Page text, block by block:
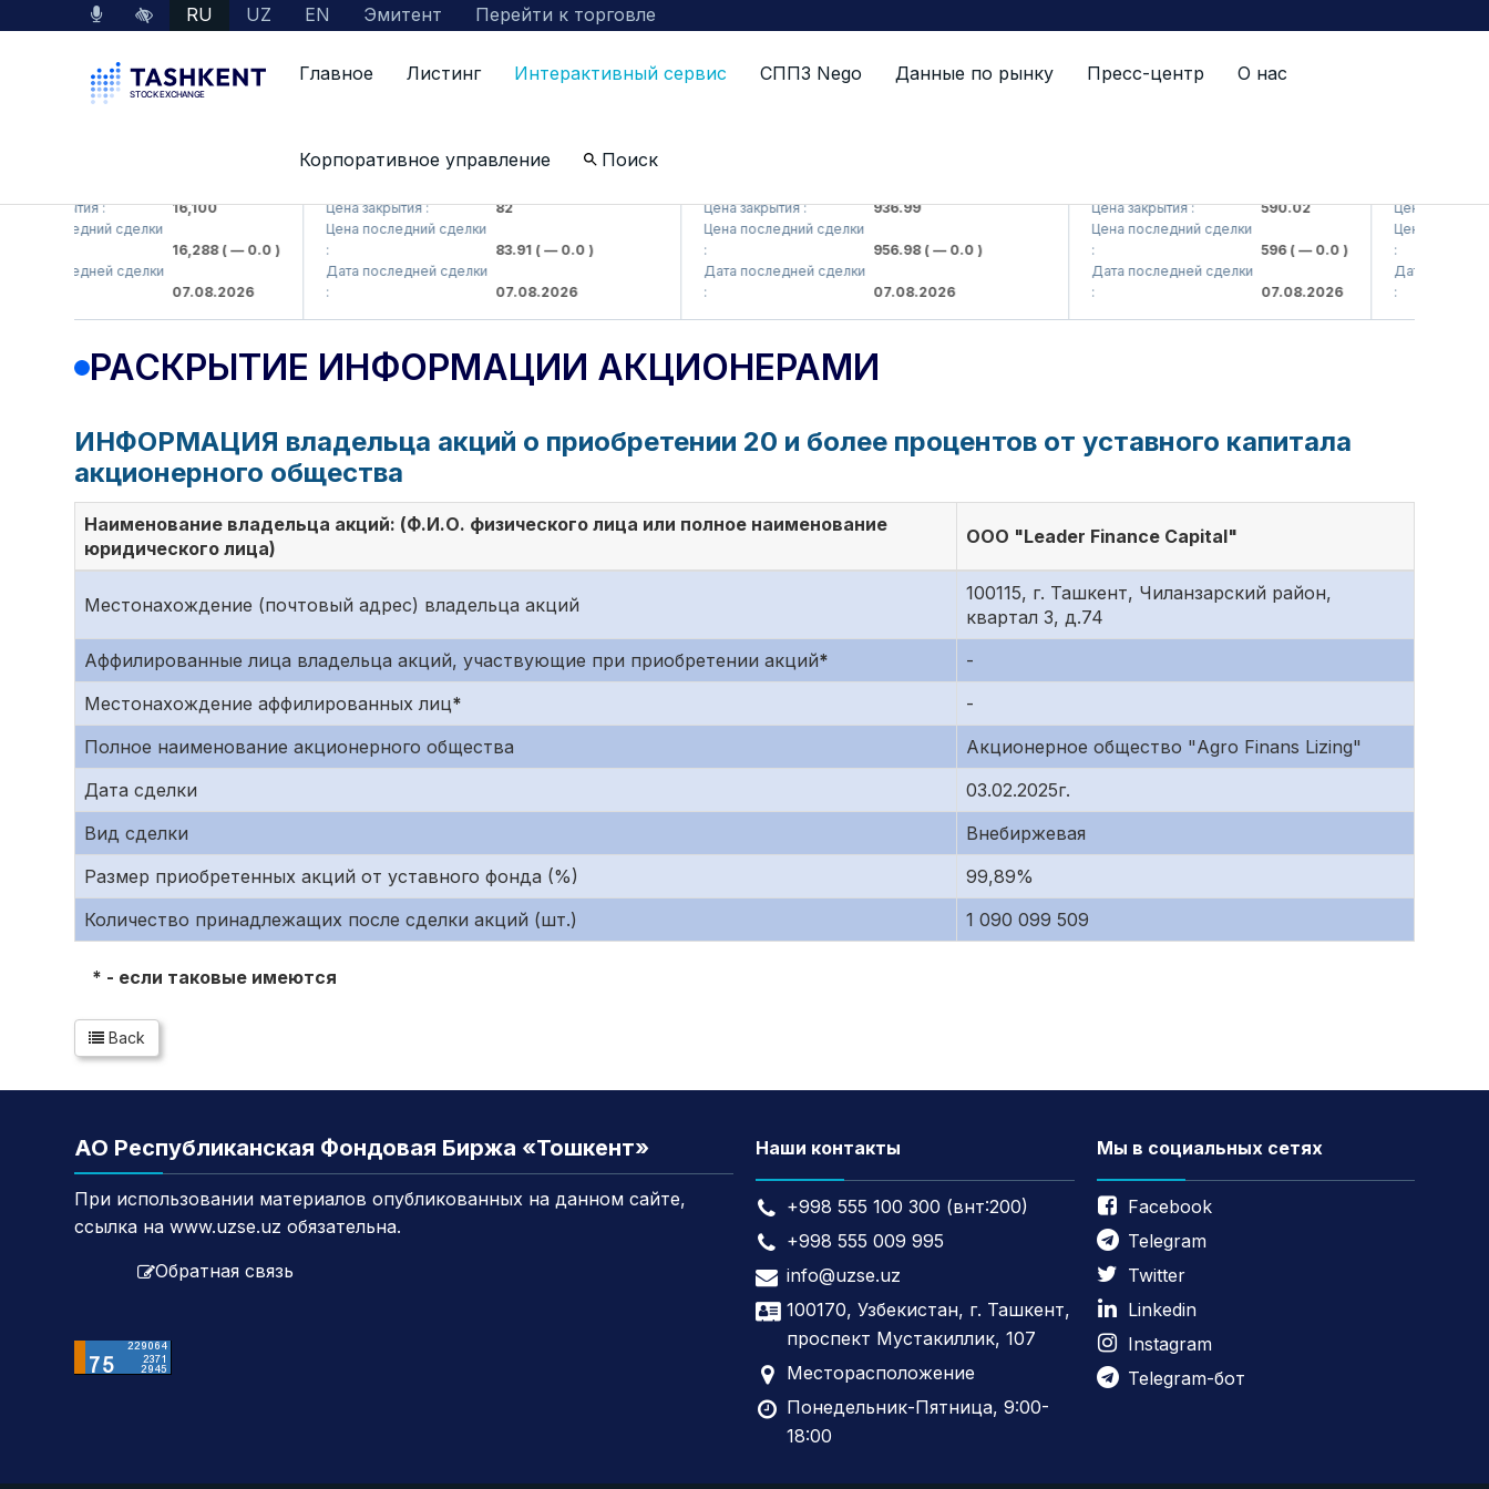
RU UZ EN Эмитент Перейти к торговле
Главное Листинг Интерактивный сервис СППЗ Nego Данные по рынку Пресс-центр О нас
Корпоративное управление Поиск
закрытия :
16,100
последний сделки
16,288( — 0.0 )
последней сделки
07.08.2026
Цена закрытия :
82
Цена последний сделки
83.91( — 0.0 )
Дата последней сделки
07.08.2026
Цена закрытия :
936.99
Цена последний сделки
956.98( — 0.0 )
Дата последней сделки
07.08.2026
Цена закрытия :
590.02
Цена последний сделки
596( — 0.0 )
Дата последней сделки
07.08.2026
Цена закрытия :
Цена
Дата
РАСКРЫТИЕ ИНФОРМАЦИИ АКЦИОНЕРАМИ
ИНФОРМАЦИЯ владельца акций о приобретении 20 и более процентов от уставного капитала
акционерного общества
Наименование владельца акций: (Ф.И.О. физического лица или полное наименование
юридического лица)
OOO "Leader Finance Capital"
Местонахождение (почтовый адрес) владельца акций
100115, г. Ташкент, Чиланзарский район,
квартал 3, д.74
Аффилированные лица владельца акций, участвующие при приобретении акций*
-
Местонахождение аффилированных лиц*
-
Полное наименование акционерного общества
Акционерное общество "Agro Finans Lizing"
Дата сделки
03.02.2025г.
Вид сделки
Внебиржевая
Размер приобретенных акций от уставного фонда (%)
99,89%
Количество принадлежащих после сделки акций (шт.)
1 090 099 509
* - если таковые имеются
Back
АО Республиканская Фондовая Биржа «Тошкент»
При использовании материалов опубликованных на данном сайте,
ссылка на www.uzse.uz обязательна.
Обратная связь
Наши контакты
+998 555 100 300 (внт:200)
+998 555 009 995
info@uzse.uz
100170, Узбекистан, г. Ташкент,
проспект Мустакиллик, 107
Месторасположение
Понедельник-Пятница, 9:00-
18:00
Мы в социальных сетях
Facebook
Telegram
Twitter
Linkedin
Instagram
Telegram-бот